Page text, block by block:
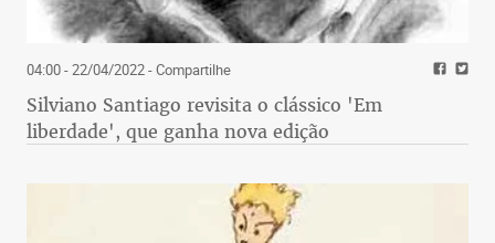
04:00 - 22/04/2022- Compartilhe
Silviano Santiago revisita o clássico 'Em
liberdade', que ganha nova edição